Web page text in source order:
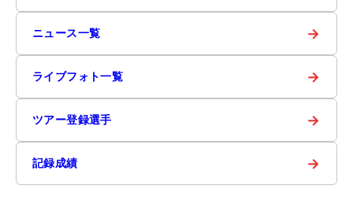
ニュース一覧 →
ライブフォト一覧 →
ツアー登録選手 →
記録成績 →